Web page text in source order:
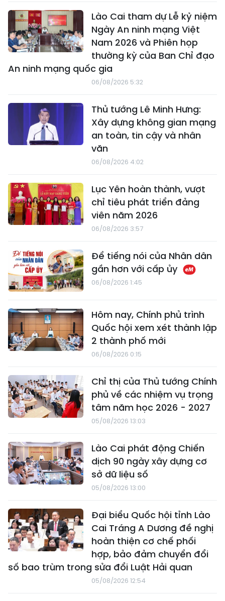
Lào Cai tham dự Lễ kỷ niệm
Ngày An ninh mạng Việt
Nam 2026 và Phiên họp
thường kỳ của Ban Chỉ đạo
An ninh mạng quốc gia
06/08/2026 5:32
Thủ tướng Lê Minh Hưng:
Xây dựng không gian mạng
an toàn, tin cậy và nhân
văn
06/08/2026 4:02
Lục Yên hoàn thành, vượt
chỉ tiêu phát triển đảng
viên năm 2026
06/08/2026 3:57
Để tiếng nói của Nhân dân
gần hơn với cấp ủy
06/08/2026 1:45
Hôm nay, Chính phủ trình
Quốc hội xem xét thành lập
2 thành phố mới
06/08/2026 0:15
Chỉ thị của Thủ tướng Chính
phủ về các nhiệm vụ trọng
tâm năm học 2026 - 2027
05/08/2026 13:03
Lào Cai phát động Chiến
dịch 90 ngày xây dựng cơ
sở dữ liệu số
05/08/2026 13:00
Đại biểu Quốc hội tỉnh Lào
Cai Tráng A Dương đề nghị
hoàn thiện cơ chế phối
hợp, bảo đảm chuyển đổi
số bao trùm trong sửa đổi Luật Hải quan
05/08/2026 12:54